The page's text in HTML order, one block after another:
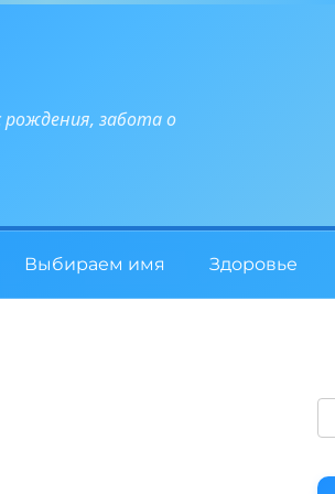
забота о
Выбираем имя Здоровье